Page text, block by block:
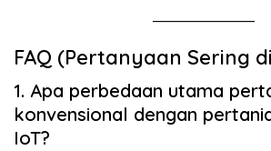
FAQ (Pertanyaan Sering
1. Apa perbedaan utama
konvensional dengan
IoT?